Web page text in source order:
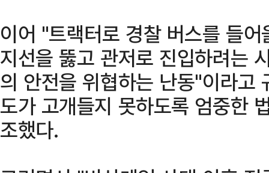
이어 "트랙터로 경찰 버스를 들
지선을 뚫고 관저로 진입하려는
의 안전을 위협하는 난동"이라고
도가 고개들지 못하도록 엄중한
조했다.